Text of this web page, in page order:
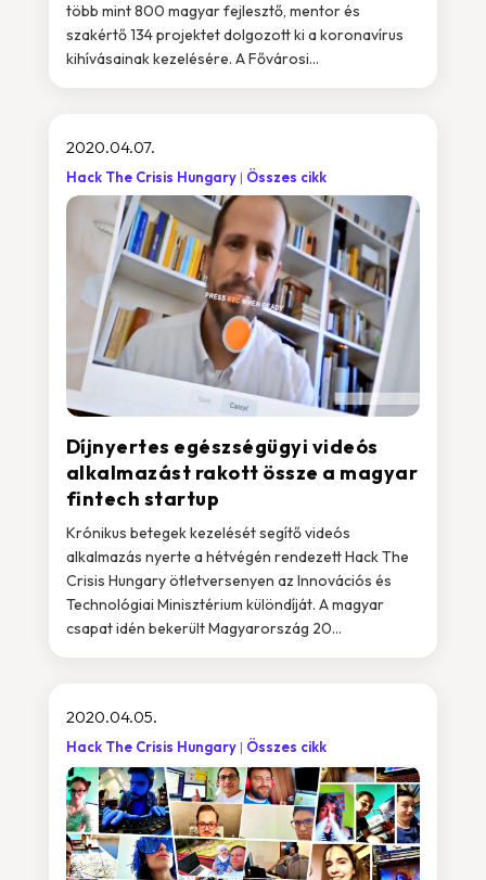
több mint 800 magyar fejlesztő, mentor és
szakértő 134 projektet dolgozott ki a koronavírus
kihívásainak kezelésére. A Fővárosi...
Díjnyertes egészségügyi videós
alkalmazást rakott össze a magyar
fintech startup
2020.04.07.
Hack The Crisis Hungary Összes cikk
Krónikus betegek kezelését segítő videós
alkalmazás nyerte a hétvégén rendezett Hack The
Crisis Hungary ötletversenyen az Innovációs és
Technológiai Minisztérium különdíját. A magyar
csapat idén bekerült Magyarország 20...
2020.04.05.
Hack The Crisis Hungary Összes cikk